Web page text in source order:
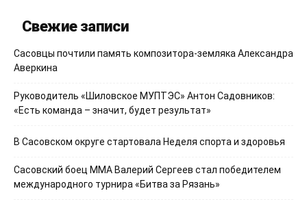
Свежие записи
Сасовцы почтили память композитора-земляка Александра
Аверкина
Руководитель «Шиловское МУПТЭС» Антон Садовников:
«Есть команда – значит, будет результат»
В Сасовском округе стартовала Неделя спорта и здоровья
Сасовский боец ММА Валерий Сергеев стал победителем
международного турнира «Битва за Рязань»